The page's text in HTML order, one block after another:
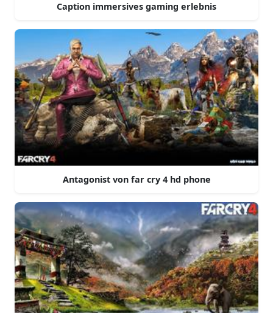
Caption immersives gaming erlebnis
Antagonist von far cry 4 hd phone